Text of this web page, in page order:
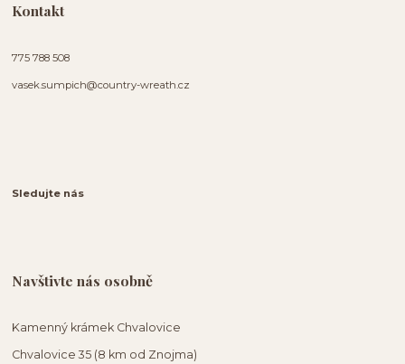
Kontakt
775 788 508
vasek.sumpich@country-wreath.cz
Sledujte nás
Navštivte nás osobně
Kamenný krámek Chvalovice
Chvalovice 35 (8 km od Znojma)